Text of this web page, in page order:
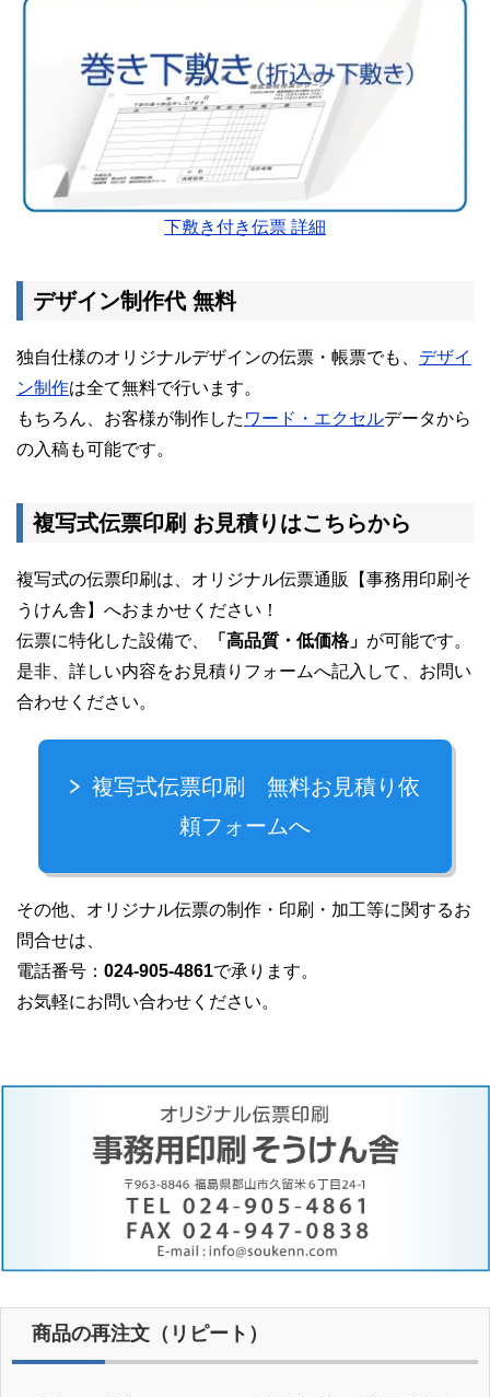
下敷き付き伝票 詳細
デザイン制作代 無料
独自仕様のオリジナルデザインの伝票・帳票でも、 デザイ
ン制作は全て無料で行います。
もちろん、お客様が制作した ワード・エクセルデータから
の入稿も可能です。
複写式伝票印刷 お見積りはこちらから
複写式の伝票印刷は、オリジナル伝票通販【事務用印刷そ
うけん舎】へおまかせください！
伝票に特化した設備で、
「高品質・低価格」 が可能です。
是非、詳しい内容をお見積りフォームへ記入して、お問い
合わせください。
複写式伝票印刷 無料お見積り依
頼フォームへ
その他、オリジナル伝票の制作・印刷・加工等に関するお
問合せは、
電話番号： 024-905-4861で承ります。
お気軽にお問い合わせください。
商品の再注文（リピート）